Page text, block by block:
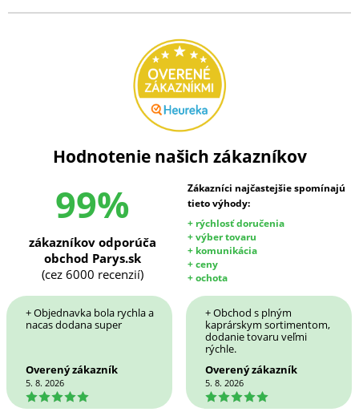
Hodnotenie našich zákazníkov
99%
Zákazníci najčastejšie spomínajú
tieto výhody:
+ rýchlosť doručenia
+ výber tovaru
+ komunikácia
+ ceny
+ ochota
zákazníkov odporúča
obchod Parys.sk
(cez 6000 recenzií)
+ Objednavka bola rychla a
nacas dodana super
Overený zákazník
5. 8. 2026
5
+ Obchod s plným
kaprárskym sortimentom,
dodanie tovaru veľmi
rýchle.
Overený zákazník
5. 8. 2026
5